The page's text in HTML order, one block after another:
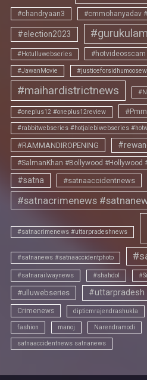
#chandryaan3 #cmmohanyadav
#election2023
#Hotulluwebseries #hotvideosscam
#JawanMovie
#maihardistrictnews
#oneplus12 #oneplus12review
#rabbitwebseries #hotjalebiwebseries
#RAMMANDIROPENING
#SalmanKhan #Bollywood #Hollywood
#satna #satnaaccidentnews
#satnacrimenews
#satnacrimenews #uttarpradeshnews
#satnanews #satnaaccidentphoto
#satnarailwaynews #shahdol
#ulluwebseries #uttarpradesh
Crimenews dipticmrajendrashukla
fashion manoj Narendramodi
satnaaccidentnews satnanews